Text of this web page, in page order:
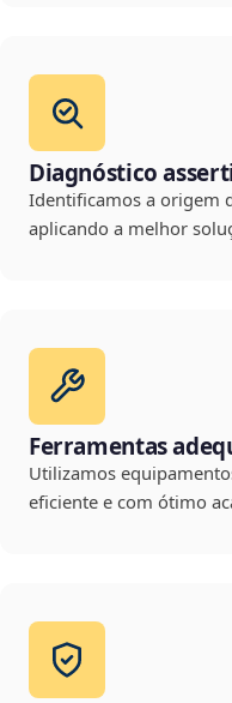
Diagnóstico
Identificamos a origem
aplicando a melhor
Ferramentas
Utilizamos
eficiente e com ótimo